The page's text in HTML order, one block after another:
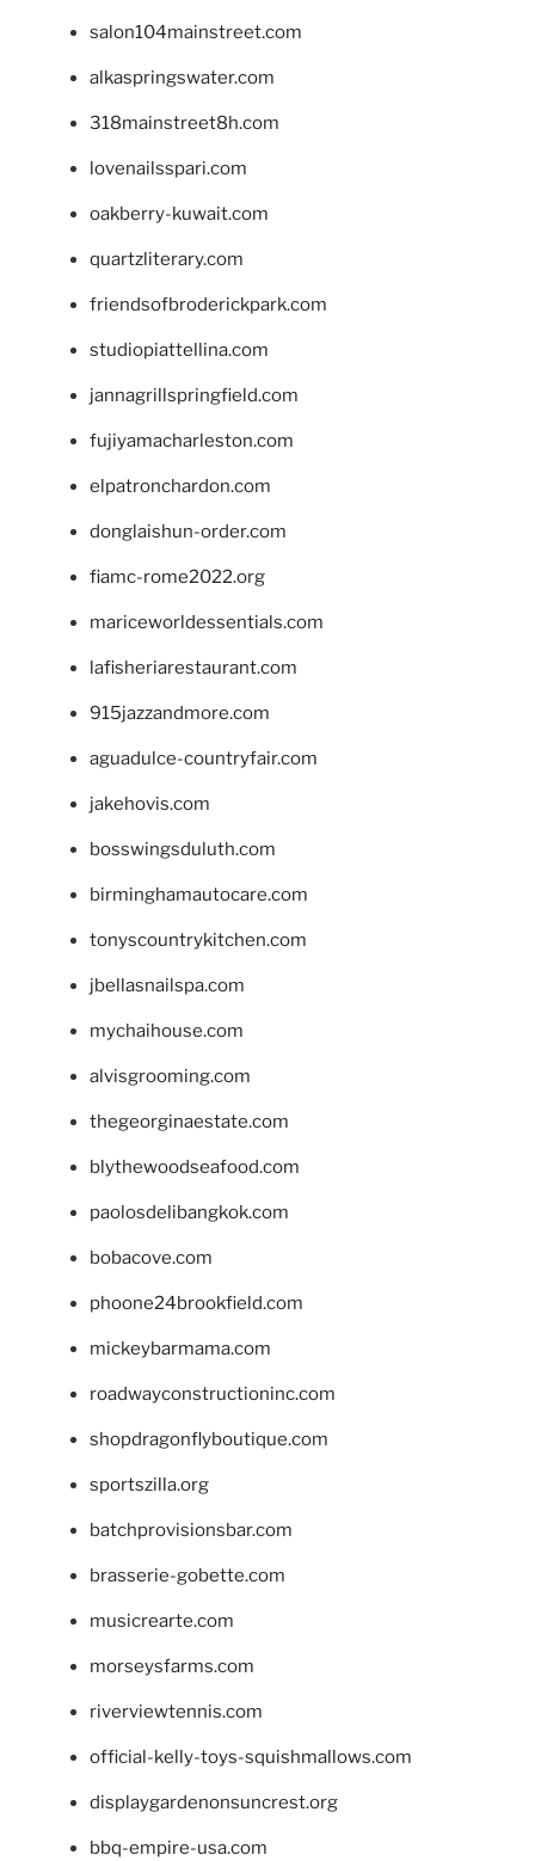
salon104mainstreet.com
alkaspringswater.com
318mainstreet8h.com
lovenailsspari.com
oakberry-kuwait.com
quartzliterary.com
friendsofbroderickpark.com
studiopiattellina.com
jannagrillspringfield.com
fujiyamacharleston.com
elpatronchardon.com
donglaishun-order.com
fiamc-rome2022.org
mariceworldessentials.com
lafisheriarestaurant.com
915jazzandmore.com
aguadulce-countryfair.com
jakehovis.com
bosswingsduluth.com
birminghamautocare.com
tonyscountrykitchen.com
jbellasnailspa.com
mychaihouse.com
alvisgrooming.com
thegeorginaestate.com
blythewoodseafood.com
paolosdelibangkok.com
bobacove.com
phoone24brookfield.com
mickeybarmama.com
roadwayconstructioninc.com
shopdragonflyboutique.com
sportszilla.org
batchprovisionsbar.com
brasserie-gobette.com
musicrearte.com
morseysfarms.com
riverviewtennis.com
official-kelly-toys-squishmallows.com
displaygardenonsuncrest.org
bbq-empire-usa.com